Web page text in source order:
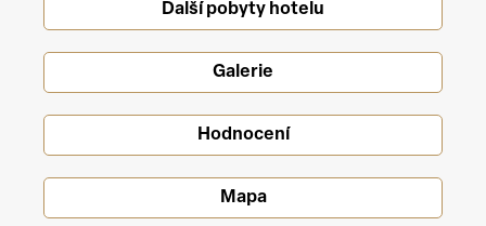
Další pobyty hotelu
Galerie
Hodnocení
Mapa